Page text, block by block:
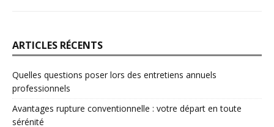
ARTICLES RÉCENTS
Quelles questions poser lors des entretiens annuels
professionnels
Avantages rupture conventionnelle : votre départ en toute
sérénité